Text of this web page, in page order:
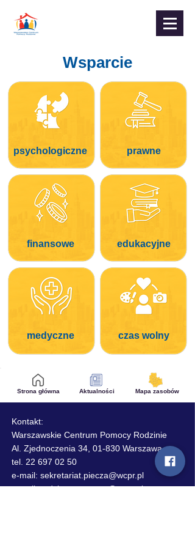
Wsparcie
psychologiczne prawne
finansowe edukacyjne
medyczne czas wolny
Strona główna Aktualności Mapa zasobów
Kontakt:
Warszawskie Centrum Pomocy Rodzinie
Al. Zjednoczenia 34, 01-830 Warszawa
tel. 22 697 02 50
e-mail: sekretariat.piecza@wcpr.pl
e-mail:rodzinazastepcza@wcpr.pl